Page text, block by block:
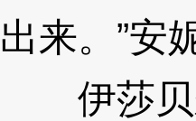
出来。”安
伊莎贝